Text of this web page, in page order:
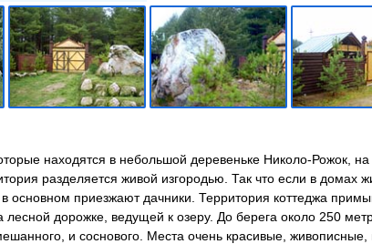
находятся в небольшой деревеньке Николо-Рожок, на
разделяется живой изгородью. Так что если в домах
основном приезжают дачники. Территория коттеджа
лесной дорожке, ведущей к озеру. До берега около 250
и соснового. Места очень красивые, живописные,